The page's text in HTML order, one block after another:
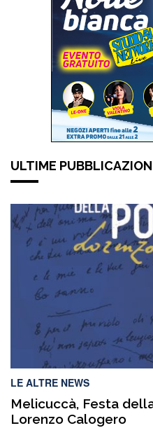
ULTIME
LE ALTRE NEWS
Melicuccà, Festa
Lorenzo Calogero